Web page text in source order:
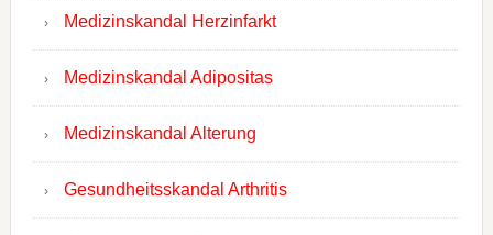
Medizinskandal Herzinfarkt
Medizinskandal Adipositas
Medizinskandal Alterung
Gesundheitsskandal Arthritis